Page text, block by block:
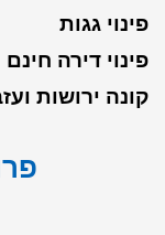
פינוי גגות
פינוי דירה חינם
קונה ירושות